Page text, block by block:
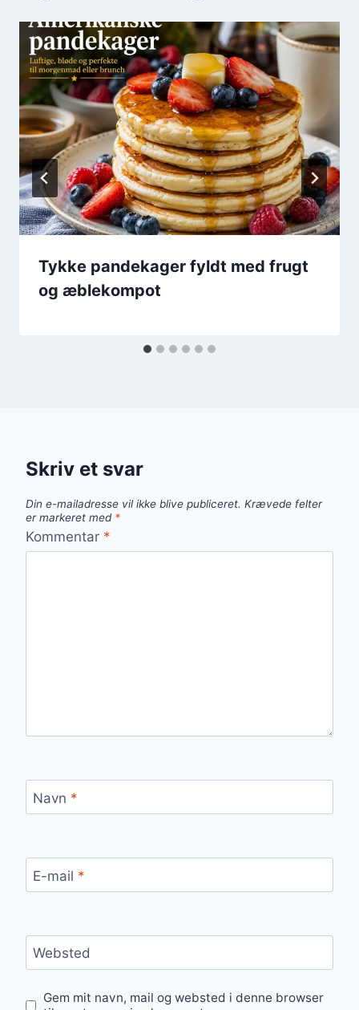
Tykke pandekager fyldt med frugt
og æblekompot
Skriv et svar
Din e-mailadresse vil ikke blive publiceret. Krævede felter
er markeret med *
Kommentar *
Navn *
E-mail *
Websted
Gem mit navn, mail og websted i denne browser